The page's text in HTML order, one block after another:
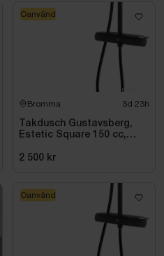
Bromma 3d 23h
Takdusch Gustavsberg,
Estetic Square 150 cc,
2 500 kr
Oanvänd
Oanvänd